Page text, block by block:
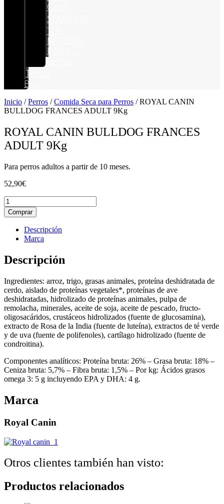
Canin
STANGEST
NATURAL
Blog
Inicio /Perros /Comida Seca para Perros / ROYAL CANIN
BULLDOG FRANCES ADULT 9Kg
ROYAL CANIN BULLDOG FRANCES
ADULT 9Kg
Para perros adultos a partir de 10 meses.
52,90€
ROYAL
CANIN
BULLDOG
FRANCES
ADULT
cantidad
Comprar
Descripción
Marca
Descripción
Ingredientes: arroz, trigo, grasas animales, proteína deshidratada de
cerdo, aislado de proteínas vegetales*, proteínas de ave
deshidratadas, hidrolizado de proteínas animales, pulpa de
remolacha, minerales, aceite de soja, aceite de pescado, fructo-
oligosacáridos, crustáceos hidrolizados (fuente de glucosamina),
extracto de Rosa de la India (fuente de luteína), extractos de té verde
y de uva (fuente de polifenoles), cartílago hidrolizado (fuente de
condroitina).
Componentes analíticos: Proteína bruta: 26% – Grasa bruta: 18% –
Ceniza bruta: 5,7% – Fibra bruta: 1,5% – Por kg: Ácidos grasos
omega 3: 5 g incluyendo EPA y DHA: 4 g.
Marca
Royal Canin
Otros clientes también han visto:
Productos relacionados